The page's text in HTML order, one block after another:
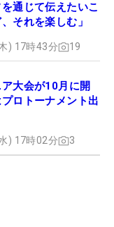
通じて伝えたいこ
それを楽しむ」
) 17時43分 19
大会が10月に開
ロトーナメント出
) 17時02分 3